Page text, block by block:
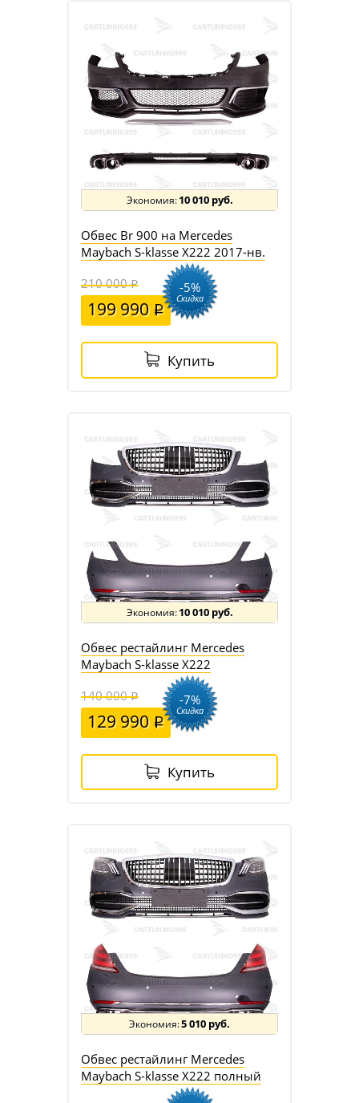
10 010 руб.
Обвес Br 900 на Mercedes
Maybach S-klasse X222 2017-нв.
210 000
199 990
-5%
Скидка
Купить
10 010 руб.
Обвес рестайлинг Mercedes
Maybach S-klasse X222
140 000
129 990
-7%
Скидка
Купить
5 010 руб.
Обвес рестайлинг Mercedes
Maybach S-klasse X222 полный